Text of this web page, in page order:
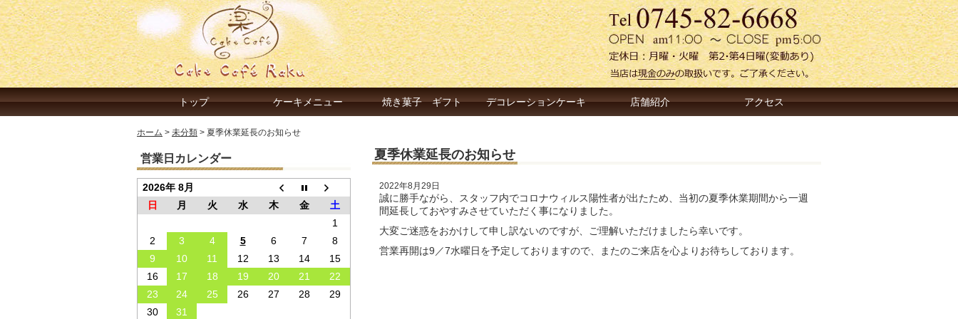
トップ ケーキメニュー 焼き菓子 ギフト デコレーションケーキ 店舗紹介 アクセス
ホーム > 未分類 > 夏季休業延長のお知らせ
夏季休業延長のお知らせ
2022年8月29日
誠に勝手ながら、スタッフ内でコロナウィルス陽性者が出たため、当初の夏季休業期間から一週
間延長しておやすみさせていただく事になりました。
大変ご迷惑をおかけして申し訳ないのですが、ご理解いただけましたら幸いです。
営業再開は9／7水曜日を予定しておりますので、またのご来店を心よりお待ちしております。
営業日カレンダー
2026年 8月
日
月 火 水 木 金
土
1
2
3 4 5 6 7
8
9
10 11 12 13 14
15
16
17 18 19 20 21
22
23
24 25 26 27 28
29
30
31